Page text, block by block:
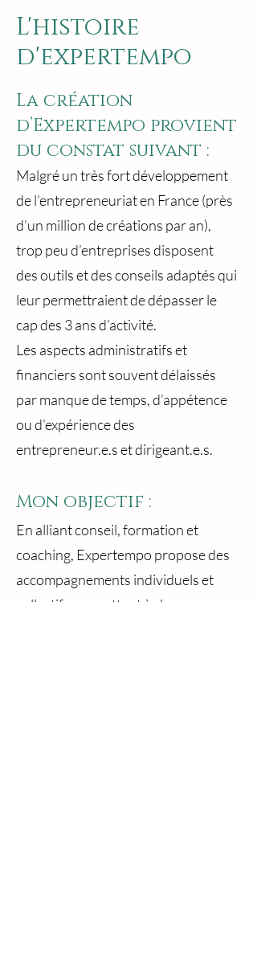
L'histoire
d'expertempo
La création
d’Expertempo provient
du constat suivant :
Malgré un très fort développement
de l’entrepreneuriat en France (près
d’un million de créations par an),
trop peu d’entreprises disposent
des outils et des conseils adaptés qui
leur permettraient de dépasser le
cap des 3 ans d’activité.
Les aspects administratifs et
financiers sont souvent délaissés
par manque de temps, d’appétence
ou d’expérience des
entrepreneur.e.s et dirigeant.e.s.
Mon objectif :
En alliant conseil, formation et
coaching, Expertempo propose des
accompagnements individuels et
collectifs permettant à chaque